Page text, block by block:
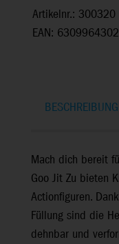
Artikelnr.: 300320
EAN:
BESCHREIBUNG
Mach dich bereit
Goo Jit Zu bieten
Actionfiguren.
Füllung sind die
dehnbar und